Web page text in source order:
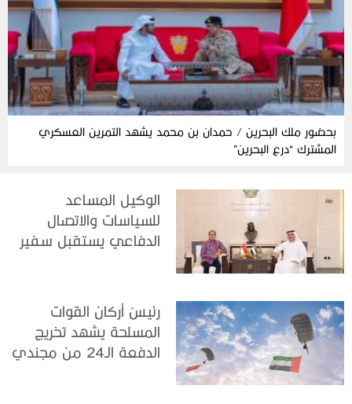
بحضور ملك البحرين / حمدان بن محمد يشهد التمرين العسكري
المشترك “درع البحرين”
الوكيل المساعد
للسياسات والاتصال
الدفاعي يستقبل سفير
رئيسُ أركان القوات
المسلحة يشهد تخريج
الدفعة الـ24 من مجندي